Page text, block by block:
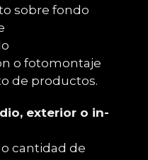
sobre fondo
o fotomontaje
de productos.
exterior o in-
cantidad de